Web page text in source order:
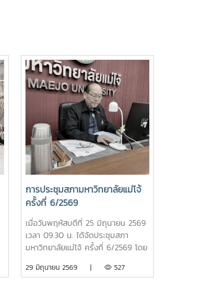
การประชุมสภามหาวิทยาลัยแม่โจ้
ครั้งที่ 6/2569
เมื่อวันพฤหัสบดีที่ 25 มิถุนายน 2569
เวลา 09.30 น. ได้จัดประชุมสภา
มหาวิทยาลัยแม่โจ้ ครั้งที่ 6/2569 โดย
นิช นายกสภามหาวิทยาลัยแม่โจ้ เป็น
29 มิถุนายน 2569 | 527